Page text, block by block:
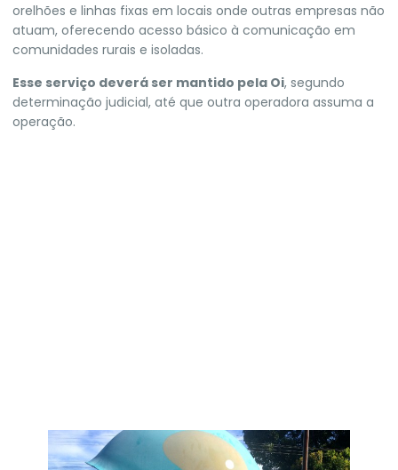
orelhões e linhas fixas em locais onde outras empresas não
atuam, oferecendo acesso básico à comunicação em
comunidades rurais e isoladas.
Esse serviço deverá ser mantido pela Oi, segundo
determinação judicial, até que outra operadora assuma a
operação.